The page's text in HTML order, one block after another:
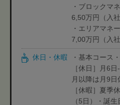
・ブロックマ
6,50万円（入
・エリアマネ
7,00万円（入
休日・休暇
・基本コース
［休日］月6
月以降は月9日
［休暇］夏季
（5日）・誕